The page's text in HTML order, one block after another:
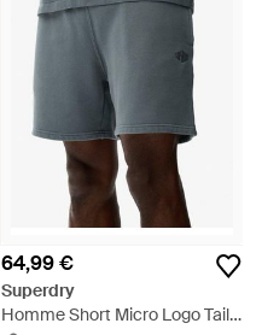
64,99 €
Superdry
Homme Short Micro Logo Taille